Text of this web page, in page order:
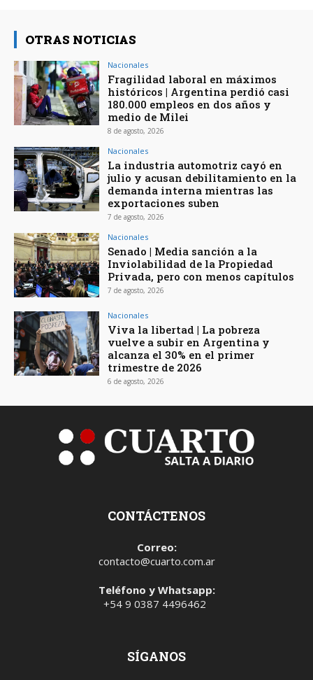
OTRAS NOTICIAS
Nacionales
Fragilidad laboral en máximos
históricos | Argentina perdió casi
180.000 empleos en dos años y
medio de Milei
8 de agosto, 2026
Nacionales
La industria automotriz cayó en
julio y acusan debilitamiento en la
demanda interna mientras las
exportaciones suben
7 de agosto, 2026
Nacionales
Senado | Media sanción a la
Inviolabilidad de la Propiedad
Privada, pero con menos capítulos
7 de agosto, 2026
Nacionales
Viva la libertad | La pobreza
vuelve a subir en Argentina y
alcanza el 30% en el primer
trimestre de 2026
6 de agosto, 2026
CONTÁCTENOS
Correo:
contacto@cuarto.com.ar
Teléfono y Whatsapp:
+54 9 0387 4496462
SÍGANOS